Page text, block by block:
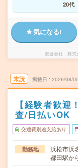
20代
気になる!
派遣会社 株式
未読 掲載日 2026/08/05
【経験者歓
査/日払いOK
交通費別途支給あり
勤務地
浜松市浜
都田駅か